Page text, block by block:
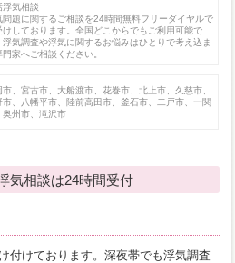
浮気相談
問題に関するご相談を24時間無料フリーダイヤルで
けしております。全国どこからでもご利用可能で
浮気調査や浮気に関するお悩みはひとりで考え込ま
門家へご相談ください。
市、宮古市、大船渡市、花巻市、北上市、久慈市、
市、八幡平市、陸前高田市、釜石市、二戸市、一関
奥州市、滝沢市
気相談は24時間受付
付けております。深夜帯でも浮気調査